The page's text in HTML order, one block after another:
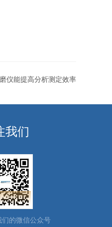
仪能提高分析测定效率
我们
的微信公众号